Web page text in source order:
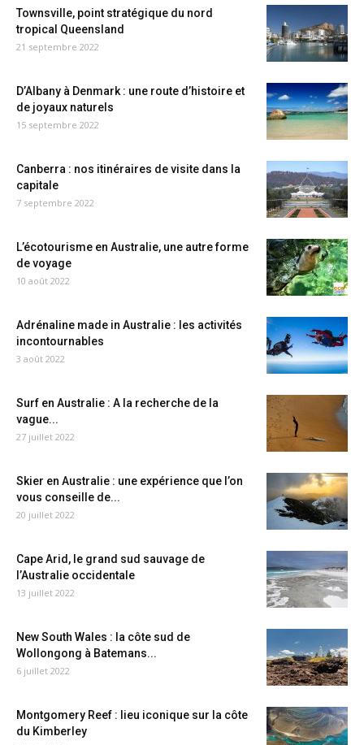
Townsville, point stratégique du nord
tropical Queensland
21 septembre 2022
D’Albany à Denmark : une route d’histoire et
de joyaux naturels
15 septembre 2022
Canberra : nos itinéraires de visite dans la
capitale
7 septembre 2022
L’écotourisme en Australie, une autre forme
de voyage
10 août 2022
Adrénaline made in Australie : les activités
incontournables
3 août 2022
Surf en Australie : A la recherche de la
vague...
27 juillet 2022
Skier en Australie : une expérience que l’on
vous conseille de...
20 juillet 2022
Cape Arid, le grand sud sauvage de
l’Australie occidentale
13 juillet 2022
New South Wales : la côte sud de
Wollongong à Batemans...
6 juillet 2022
Montgomery Reef : lieu iconique sur la côte
du Kimberley